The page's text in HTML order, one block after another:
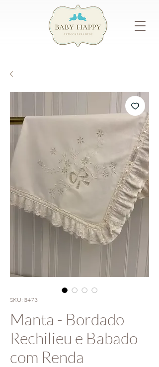
SKU: 3473
Manta - Bordado
Rechilieu e Babado
com Renda